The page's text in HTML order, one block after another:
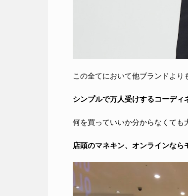
この全てにおいて他ブランドより
シンプルで万人受けするコーディ
何を買っていいか分からなくても
店頭のマネキン、オンラインなら